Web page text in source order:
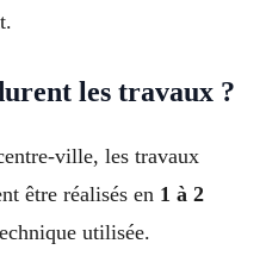
les travaux ?
ville, les travaux
être réalisés en 1 à 2
utilisée.